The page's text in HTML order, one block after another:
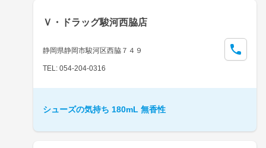
Ｖ・ドラッグ駿河西脇店
静岡県静岡市駿河区西脇７４９
TEL: 054-204-0316
シューズの気持ち 180mL 無香性